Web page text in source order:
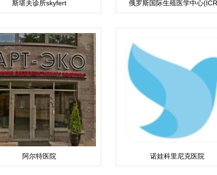
斯堪夫诊所skyfert 俄罗斯国际生殖医学中心
阿尔特医院 诺娃科里尼克医院